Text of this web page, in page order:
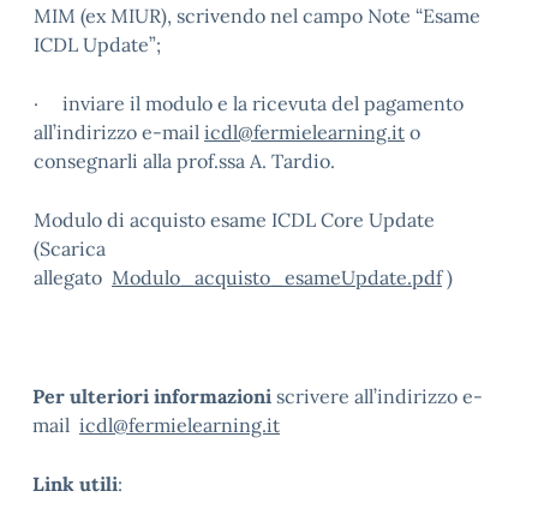
MIM (ex MIUR), scrivendo nel campo Note “Esame
ICDL Update”;
· inviare il modulo e la ricevuta del pagamento
all’indirizzo e-mail icdl@fermielearning.it o
consegnarli alla prof.ssa A. Tardio.
Modulo di acquisto esame ICDL Core Update
(Scarica
allegato Modulo_acquisto_esameUpdate.pdf)
Per ulteriori informazioni scrivere all’indirizzo e-
mail icdl@fermielearning.it
Link utili: